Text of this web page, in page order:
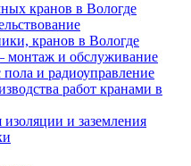
кранов в Вологде
кранов в Вологде
и обслуживание
и радиоуправление
работ кранами в
и заземления